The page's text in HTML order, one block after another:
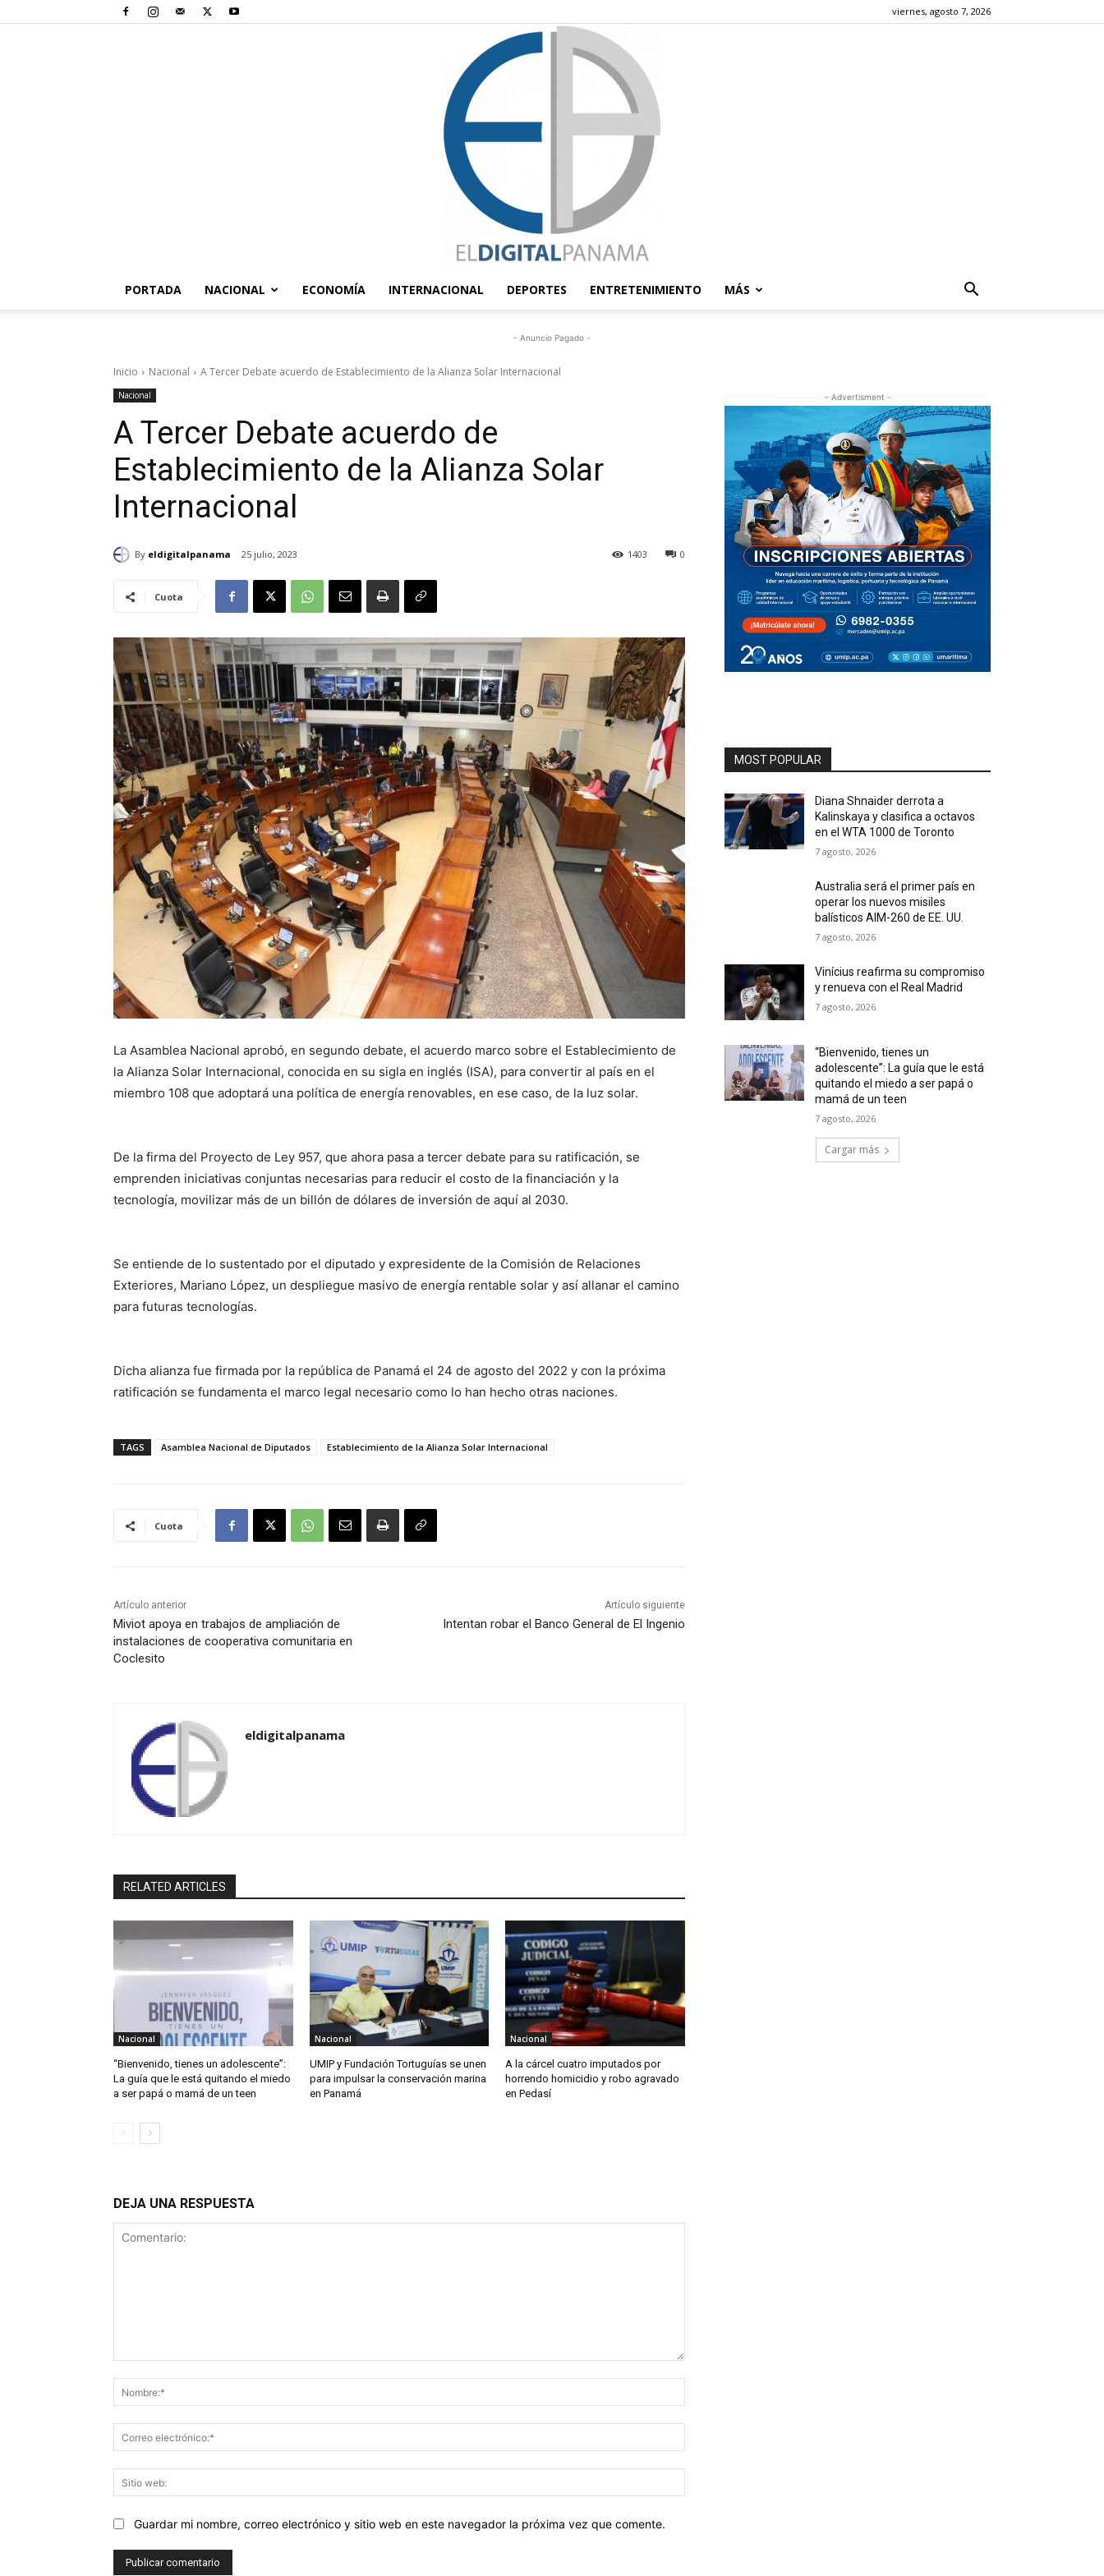
viernes, agosto 7, 2026
PORTADA NACIONAL ECONOMÍA INTERNACIONAL DEPORTES ENTRETENIMIENTO MÁS
- Anuncio Pagado -
Inicio Nacional A Tercer Debate acuerdo de Establecimiento de la Alianza Solar Internacional
Nacional
A Tercer Debate acuerdo de
Establecimiento de la Alianza Solar
Internacional
By eldigitalpanama 25 julio, 2023 0
1403
Cuota
La Asamblea Nacional aprobó, en segundo debate, el acuerdo marco sobre el Establecimiento de
la Alianza Solar Internacional, conocida en su sigla en inglés (ISA), para convertir al país en el
miembro 108 que adoptará una política de energía renovables, en ese caso, de la luz solar.
De la firma del Proyecto de Ley 957, que ahora pasa a tercer debate para su ratificación, se
emprenden iniciativas conjuntas necesarias para reducir el costo de la financiación y la
tecnología, movilizar más de un billón de dólares de inversión de aquí al 2030.
Se entiende de lo sustentado por el diputado y expresidente de la Comisión de Relaciones
Exteriores, Mariano López, un despliegue masivo de energía rentable solar y así allanar el camino
para futuras tecnologías.
Dicha alianza fue firmada por la república de Panamá el 24 de agosto del 2022 y con la próxima
ratificación se fundamenta el marco legal necesario como lo han hecho otras naciones.
TAGS Asamblea Nacional de Diputados Establecimiento de la Alianza Solar Internacional
Cuota
Artículo anterior
Miviot apoya en trabajos de ampliación de
instalaciones de cooperativa comunitaria en
Coclesito
Artículo siguiente
Intentan robar el Banco General de El Ingenio
eldigitalpanama
RELATED ARTICLES
Nacional
“Bienvenido, tienes un adolescente”:
La guía que le está quitando el miedo
a ser papá o mamá de un teen
Nacional
UMIP y Fundación Tortuguías se unen
para impulsar la conservación marina
en Panamá
Nacional
A la cárcel cuatro imputados por
horrendo homicidio y robo agravado
en Pedasí
DEJA UNA RESPUESTA
electrónico:*
web:
Guardar mi nombre, correo electrónico y sitio web en este navegador la próxima vez que comente.
- Advertisment -
MOST POPULAR
Diana Shnaider derrota a
Kalinskaya y clasifica a octavos
en el WTA 1000 de Toronto
7 agosto, 2026
Australia será el primer país en
operar los nuevos misiles
balísticos AIM-260 de EE. UU.
7 agosto, 2026
Vinícius reafirma su compromiso
y renueva con el Real Madrid
7 agosto, 2026
“Bienvenido, tienes un
adolescente”: La guía que le está
quitando el miedo a ser papá o
mamá de un teen
7 agosto, 2026
Cargar más